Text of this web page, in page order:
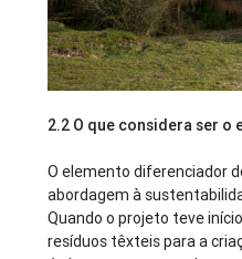
2.2 O que considera ser
O elemento diferenciador
abordagem à
Quando o projeto teve
resíduos têxteis para a